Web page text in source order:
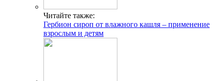
Читайте также:
Гербион сироп от влажного кашля – применение
взрослым и детям